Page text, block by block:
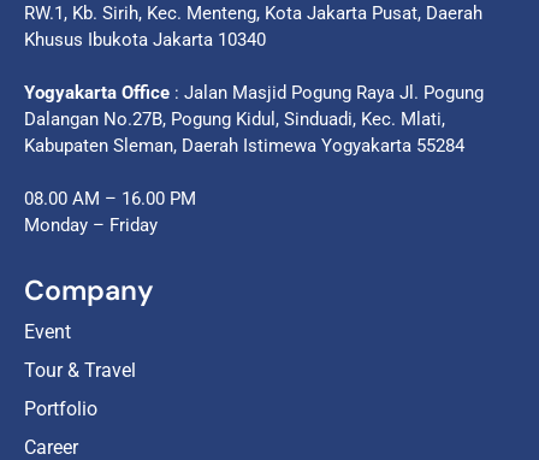
RW.1, Kb. Sirih, Kec. Menteng, Kota Jakarta Pusat, Daerah
Khusus Ibukota Jakarta 10340
Yogyakarta Office : Jalan Masjid Pogung Raya Jl. Pogung
Dalangan No.27B, Pogung Kidul, Sinduadi, Kec. Mlati,
Kabupaten Sleman, Daerah Istimewa Yogyakarta 55284
08.00 AM – 16.00 PM
Monday – Friday
Company
Event
Tour & Travel
Portfolio
Career